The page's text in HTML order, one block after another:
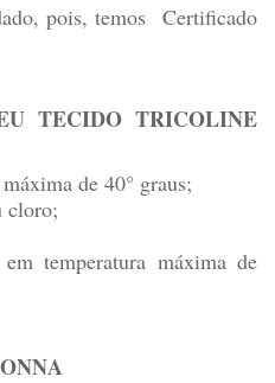
pois, temos Certificado
TECIDO TRICOLINE
de 40° graus;
cloro;
temperatura máxima de